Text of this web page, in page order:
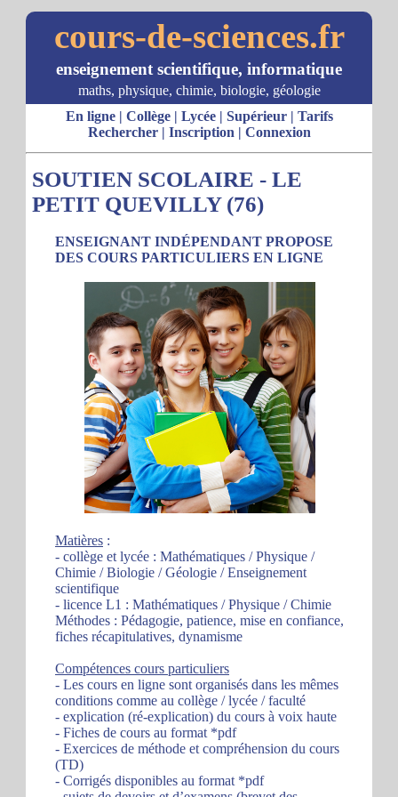
cours-de-sciences.fr
enseignement scientifique, informatique
maths, physique, chimie, biologie, géologie
En ligne| Collège| Lycée| Supérieur| Tarifs
Rechercher| Inscription | Connexion
SOUTIEN SCOLAIRE - LE
PETIT QUEVILLY (76)
ENSEIGNANT INDÉPENDANT PROPOSE
DES COURS PARTICULIERS EN LIGNE
Matières :
- collège et lycée : Mathématiques / Physique /
Chimie / Biologie / Géologie / Enseignement
scientifique
- licence L1 : Mathématiques / Physique / Chimie
Méthodes : Pédagogie, patience, mise en confiance,
fiches récapitulatives, dynamisme
Compétences cours particuliers
- Les cours en ligne sont organisés dans les mêmes
conditions comme au collège / lycée / faculté
- explication (ré-explication) du cours à voix haute
- Fiches de cours au format *pdf
- Exercices de méthode et compréhension du cours
(TD)
- Corrigés disponibles au format *pdf